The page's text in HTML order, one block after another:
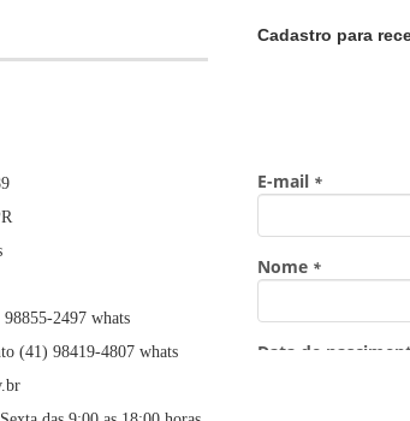
2497 whats
(41) 98419-4807 whats
Cadastro para